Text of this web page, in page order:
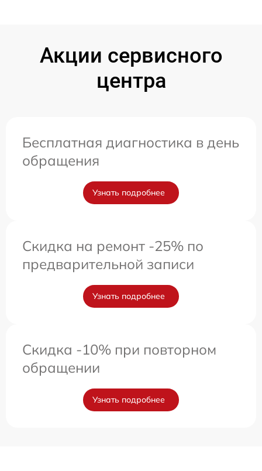
Акции сервисного
центра
Бесплатная диагностика в день
обращения
Узнать подробнее
Скидка на ремонт -25% по
предварительной записи
Узнать подробнее
Скидка -10% при повторном
обращении
Узнать подробнее